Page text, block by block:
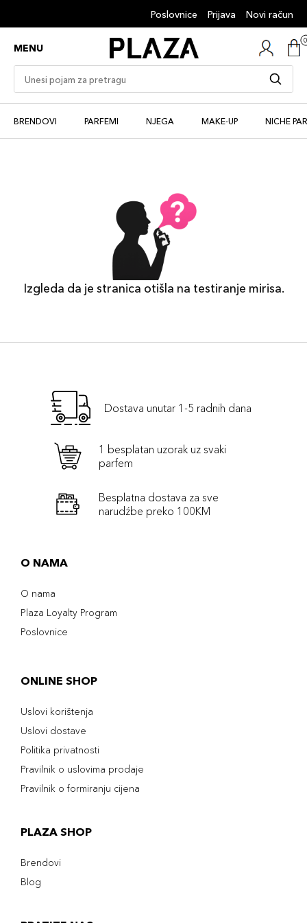
Poslovnice Prijava Novi račun
MENU
BRENDOVI PARFEMI NJEGA MAKE-UP NICHE
Izgleda da je stranica otišla na testiranje mirisa.
Dostava unutar 1-5 radnih dana
1 besplatan uzorak uz svaki
parfem
Besplatna dostava za sve
narudźbe preko 100KM
O NAMA
O nama
Plaza Loyalty Program
Poslovnice
ONLINE SHOP
Uslovi korištenja
Uslovi dostave
Politika privatnosti
Pravilnik o uslovima prodaje
Pravilnik o formiranju cijena
PLAZA SHOP
Brendovi
Blog